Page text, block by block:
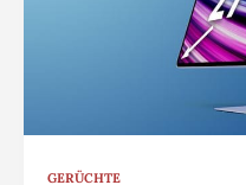
GERÜCHTE